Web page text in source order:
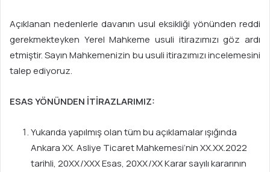
Açıklanan nedenlerle davanın usul eksikliği yönünden reddi
gerekmekteyken Yerel Mahkeme usuli itirazımızı göz ardı
etmiştir. Sayın Mahkemenizin bu usuli itirazımızı incelemesini
talep ediyoruz.
ESAS YÖNÜNDEN İTİRAZLARIMIZ:
Yukarıda yapılmış olan tüm bu açıklamalar ışığında
Ankara XX. Asliye Ticaret Mahkemesi’nin XX.XX.2022
tarihli, 20XX/XXX Esas, 20XX/XX Karar sayılı kararının